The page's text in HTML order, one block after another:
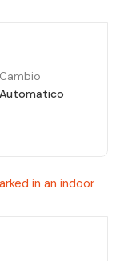
Cambio
Automatico